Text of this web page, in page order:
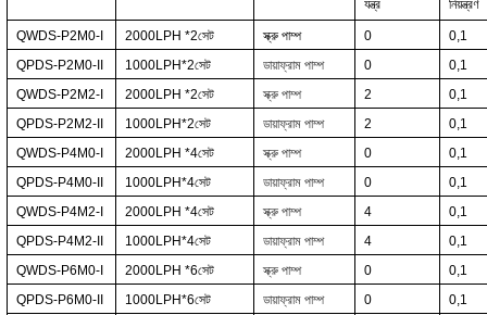
যন্ত্র
নিয়ন্ত্রণ
QWDS-P2M0-I 2000LPH *2সেট স্ক্রু পাম্প 0
0,1
QPDS-P2M0-II
1000LPH*2সেট ডায়াফ্রাম পাম্প 0
0,1
QWDS-P2M2-I
2000LPH *2সেট স্ক্রু পাম্প 2
0,1
QPDS-P2M2-II
1000LPH*2সেট ডায়াফ্রাম পাম্প 2
0,1
QWDS-P4M0-I
2000LPH *4সেট স্ক্রু পাম্প 0
0,1
QPDS-P4M0-II
1000LPH*4সেট ডায়াফ্রাম পাম্প 0
0,1
QWDS-P4M2-I
2000LPH *4সেট স্ক্রু পাম্প 4
0,1
QPDS-P4M2-II
1000LPH*4সেট ডায়াফ্রাম পাম্প 4
0,1
QWDS-P6M0-I
2000LPH *6সেট স্ক্রু পাম্প 0
0,1
QPDS-P6M0-II
1000LPH*6সেট ডায়াফ্রাম পাম্প 0
0,1